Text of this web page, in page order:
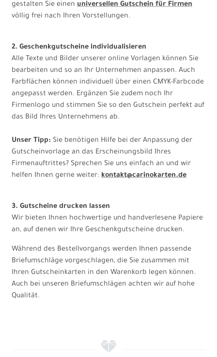
gestalten Sie einen universellen Gutschein für Firmen
völlig frei nach Ihren Vorstellungen.
2. Geschenkgutscheine individualisieren
Alle Texte und Bilder unserer online Vorlagen können Sie
bearbeiten und so an Ihr Unternehmen anpassen. Auch
Farbflächen können individuell über einen CMYK-Farbcode
angepasst werden. Ergänzen Sie zudem noch Ihr
Firmenlogo und stimmen Sie so den Gutschein perfekt auf
das Bild Ihres Unternehmens ab.
Unser Tipp: Sie benötigen Hilfe bei der Anpassung der
Gutscheinvorlage an das Erscheinungsbild Ihres
Firmenauftrittes? Sprechen Sie uns einfach an und wir
helfen Ihnen gerne weiter: kontakt@carinokarten.de
3. Gutscheine drucken lassen
Wir bieten Ihnen hochwertige und handverlesene Papiere
an, auf denen wir Ihre Geschenkgutscheine drucken.
Während des Bestellvorgangs werden Ihnen passende
Briefumschläge vorgeschlagen, die Sie zusammen mit
Ihren Gutscheinkarten in den Warenkorb legen können.
Auch bei unseren Briefumschlägen achten wir auf hohe
Qualität.
f